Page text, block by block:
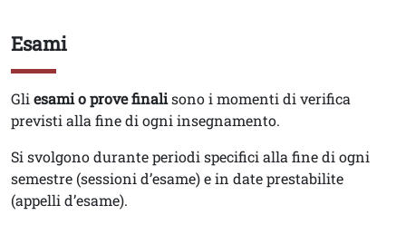
Titolo
Esami
Testo
Gli esami o prove finalisono i momenti di verifica
previsti alla fine di ogni insegnamento.
Si svolgono durante periodi specifici alla fine di ogni
semestre (sessioni d’esame) e in date prestabilite
(appelli d’esame).